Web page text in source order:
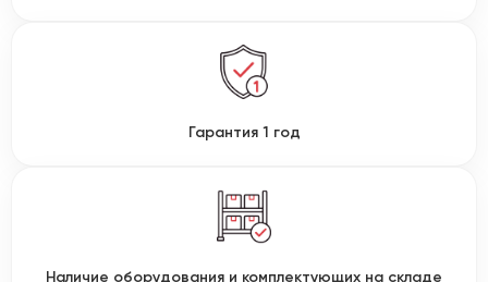
Гарантия 1 год
Наличие оборудования и комплектующих на складе